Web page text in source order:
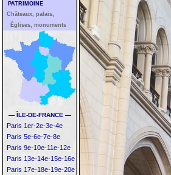
PATRIMOINE
Châteaux, palais,
Églises, monuments
— ÎLE-DE-FRANCE —
Paris 1er-2e-3e-4e
Paris 5e-6e-7e-8e
Paris 9e-10e-11e-12e
Paris 13e-14e-15e-16e
Paris 17e-18e-19e-20e